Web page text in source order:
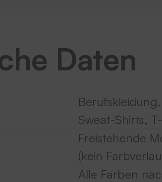
Daten
Sweat-Shirts,
Freistehende
(kein
Alle Farben